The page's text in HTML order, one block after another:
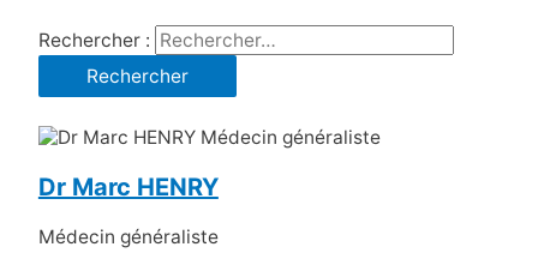
Rechercher :
Dr Marc HENRY
Médecin généraliste